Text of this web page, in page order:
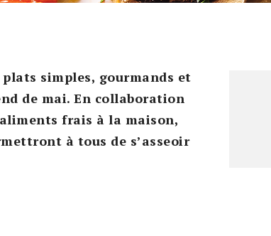
simples, gourmands et
de mai. En collaboration
frais à la maison,
à tous de s’asseoir